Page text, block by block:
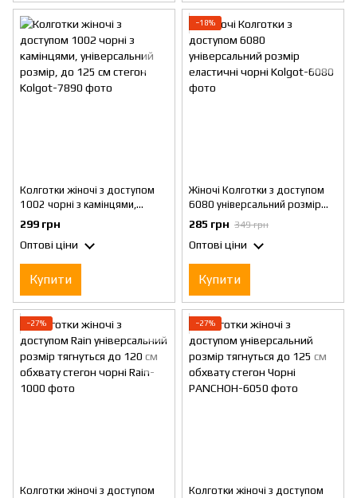
Колготки жіночі з доступом
1002 чорні з камінцями,
універсальний розмір, до 125
см стегон
299 грн
Оптові ціни
Купити
−18%
Жіночі Колготки з доступом
6080 універсальний розмір
еластичні чорні
285 грн 349 грн
Оптові ціни
Купити
−27%
Колготки жіночі з доступом
−27%
Колготки жіночі з доступом